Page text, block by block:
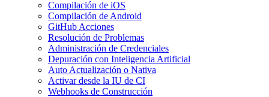
Compilación de iOS
Compilación de Android
GitHub Acciones
Resolución de Problemas
Administración de Credenciales
Depuración con Inteligencia Artificial
Auto Actualización o Nativa
Activar desde la IU de CI
Webhooks de Construcción